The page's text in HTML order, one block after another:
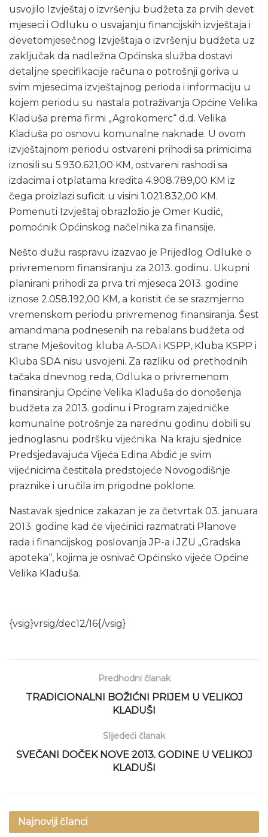
usvojilo Izvještaj o izvršenju budžeta za prvih devet
mjeseci i Odluku o usvajanju financijskih izvještaja i
devetomjesečnog Izvještaja o izvršenju budžeta uz
zaključak da nadležna Općinska služba dostavi
detaljne specifikacije računa o potrošnji goriva u
svim mjesecima izvještajnog perioda i informaciju u
kojem periodu su nastala potraživanja Općine Velika
Kladuša prema firmi „Agrokomerc“ d.d. Velika
Kladuša po osnovu komunalne naknade. U ovom
izvještajnom periodu ostvareni prihodi sa primicima
iznosili su 5.930.621,00 KM, ostvareni rashodi sa
izdacima i otplatama kredita 4.908.789,00 KM iz
čega proizlazi suficit u visini 1.021.832,00 KM.
Pomenuti Izvještaj obrazložio je Omer Kudić,
pomoćnik Općinskog načelnika za finansije.
Nešto dužu raspravu izazvao je Prijedlog Odluke o
privremenom finansiranju za 2013. godinu. Ukupni
planirani prihodi za prva tri mjeseca 2013. godine
iznose 2.058.192,00 KM, a koristit će se srazmjerno
vremenskom periodu privremenog finansiranja. Šest
amandmana podnesenih na rebalans budžeta od
strane Mješovitog kluba A-SDA i KSPP, Kluba KSPP i
Kluba SDA nisu usvojeni. Za razliku od prethodnih
tačaka dnevnog reda, Odluka o privremenom
finansiranju Općine Velika Kladuša do donošenja
budžeta za 2013. godinu i Program zajedničke
komunalne potrošnje za narednu godinu dobili su
jednoglasnu podršku vijećnika. Na kraju sjednice
Predsjedavajuća Vijeća Edina Abdić je svim
vijećnicima čestitala predstojeće Novogodišnje
praznike i uručila im prigodne poklone.
Nastavak sjednice zakazan je za četvrtak 03. januara
2013. godine kad će vijećinici razmatrati Planove
rada i financijskog poslovanja JP-a i JZU „Gradska
apoteka“, kojima je osnivač Općinsko vijeće Općine
Velika Kladuša.
{vsig}vrsig/dec12/16{/vsig}
Predhodni članak
TRADICIONALNI BOŽIĆNI PRIJEM U VELIKOJ
KLADUŠI
Slijedeći članak
SVEČANI DOČEK NOVE 2013. GODINE U VELIKOJ
KLADUŠI
Najnoviji članci